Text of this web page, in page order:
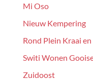
Mi Oso
Nieuw Kempering
Rond Plein Kraai
Switi Wonen
Zuidoost